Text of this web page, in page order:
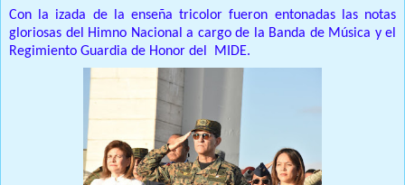
Con la izada de la enseña tricolor fueron entonadas las notas
gloriosas del Himno Nacional a cargo de la Banda de Música y el
Regimiento Guardia de Honor del MIDE.